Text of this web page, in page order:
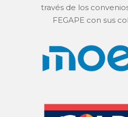
través de los
FEGAPE con sus